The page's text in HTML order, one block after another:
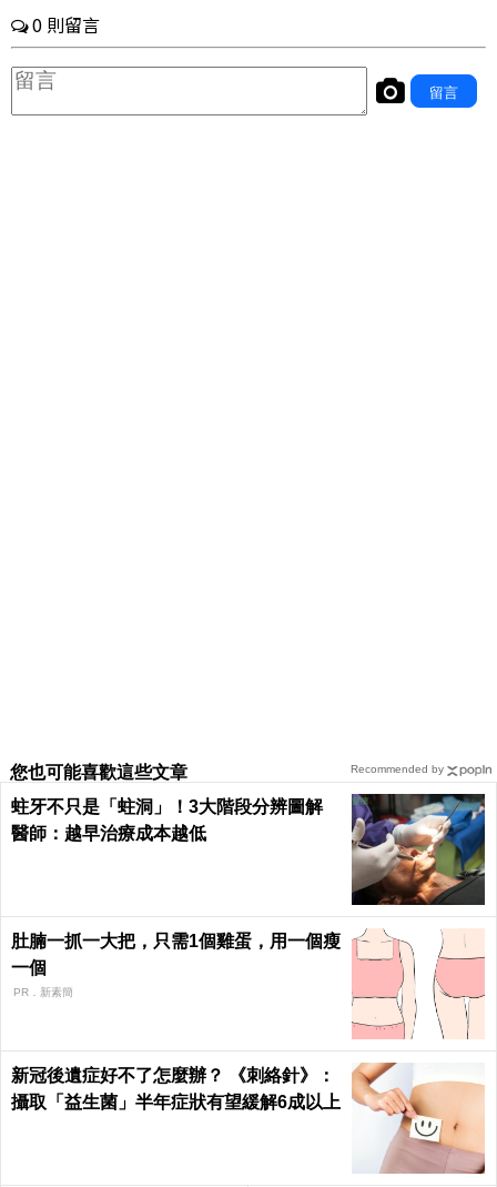
您也可能喜歡這些文章
蛀牙不只是「蛀洞」！3大階段分辨圖解
醫師：越早治療成本越低
肚腩一抓一大把，只需1個雞蛋，用一個瘦
一個
PR．新素簡
新冠後遺症好不了怎麼辦？ 《刺絡針》：
攝取「益生菌」半年症狀有望緩解6成以上
Recommended by